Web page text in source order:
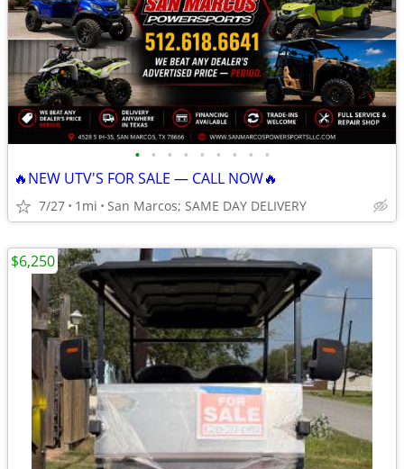
• • • • • • • • •
🔥NEW UTV'S FOR SALE — CALL NOW🔥
7/27 1mi San Marcos; SAME DAY DELIVERY
$6,250